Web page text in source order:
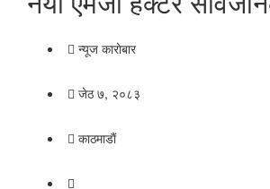
न्यूज काराेबार
जेठ ७, २०८३
काठमाडाैं